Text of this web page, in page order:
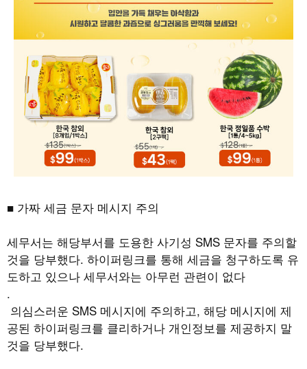
■ 가짜 세금 문자 메시지 주의
세무서는 해당부서를 도용한 사기성 SMS 문자를 주의할
것을 당부했다. 하이퍼링크를 통해 세금을 청구하도록 유
도하고 있으나 세무서와는 아무런 관련이 없다
.
의심스러운 SMS 메시지에 주의하고, 해당 메시지에 제
공된 하이퍼링크를 클리하거나 개인정보를 제공하지 말
것을 당부했다.